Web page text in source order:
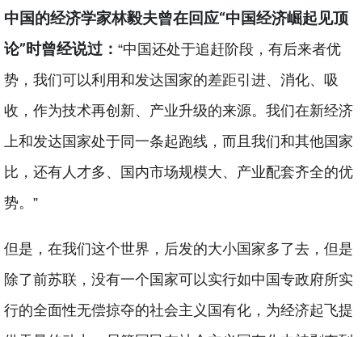
中国的经济学家林毅夫曾在回应“中国经济崛起见顶
论”时曾经说过： “中国还处于追赶阶段，有后来者优
势，我们可以利用和发达国家的差距引进、消化、吸
收，作为技术再创新、产业升级的来源。我们在新经济
上和发达国家处于同一条起跑线，而且我们和其他国家
比，还有人才多、国内市场规模大、产业配套齐全的优
势。 ”
但是，在我们这个世界，后发的大小国家多了去，但是
除了前苏联，没有一个国家可以实行如中国专政府所实
行的全面性无偿掠夺的社会主义国有化，为经济起飞提